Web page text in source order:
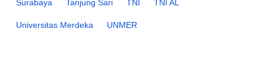
Surabaya Tanjung Sari TNI TNI AL
Universitas Merdeka UNMER